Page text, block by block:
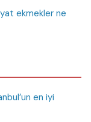
ekmekler ne
en iyi